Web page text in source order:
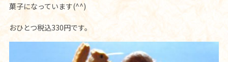
菓子になっています(^^)
おひとつ税込330円です。